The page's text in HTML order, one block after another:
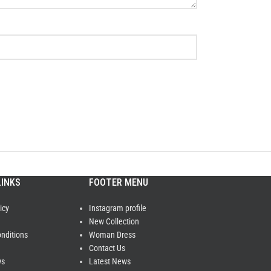
FOOTER MENU
Instagram profile
New Collection
Woman Dress
Contact Us
Latest News